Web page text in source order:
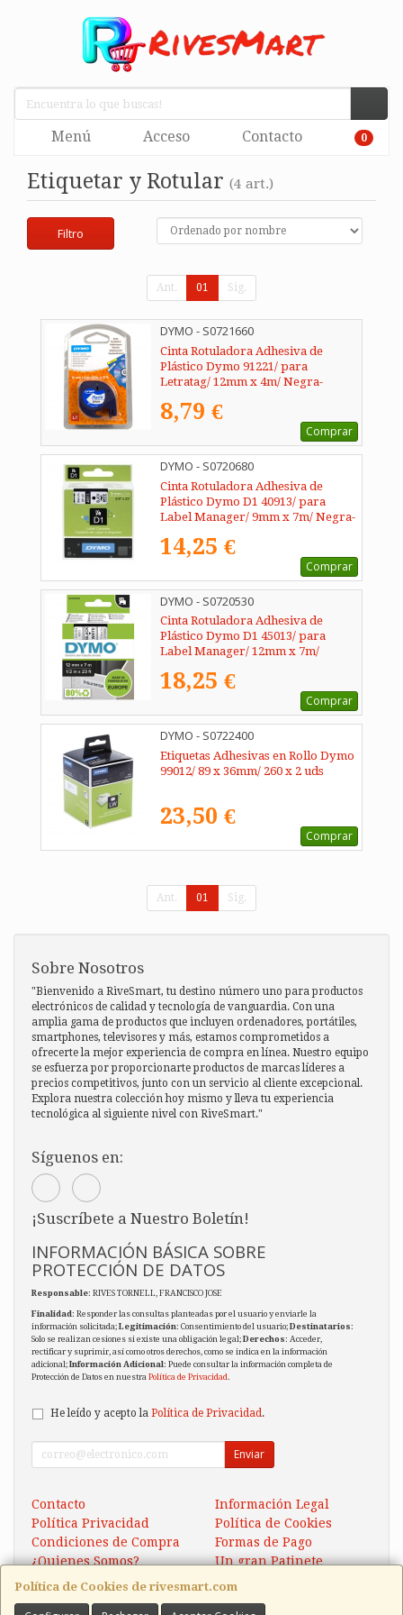
Menú Acceso Contacto 0
Etiquetar y Rotular (4 art.)
Filtro
Ant. 01 Sig.
DYMO - S0721660
Cinta Rotuladora Adhesiva de
Plástico Dymo 91221/ para
Letratag/ 12mm x 4m/ Negra-
8,79 €
Comprar
DYMO - S0720680
Cinta Rotuladora Adhesiva de
Plástico Dymo D1 40913/ para
Label Manager/ 9mm x 7m/ Negra-
14,25 €
Comprar
DYMO - S0720530
Cinta Rotuladora Adhesiva de
Plástico Dymo D1 45013/ para
Label Manager/ 12mm x 7m/
18,25 €
Comprar
DYMO - S0722400
Etiquetas Adhesivas en Rollo Dymo
99012/ 89 x 36mm/ 260 x 2 uds
23,50 €
Comprar
Ant. 01 Sig.
Política de Cookies de rivesmart.com
Sobre Nosotros
"Bienvenido a RiveSmart, tu destino número uno para productos
electrónicos de calidad y tecnología de vanguardia. Con una
amplia gama de productos que incluyen ordenadores, portátiles,
smartphones, televisores y más, estamos comprometidos a
ofrecerte la mejor experiencia de compra en línea. Nuestro equipo
se esfuerza por proporcionarte productos de marcas líderes a
precios competitivos, junto con un servicio al cliente excepcional.
Explora nuestra colección hoy mismo y lleva tu experiencia
tecnológica al siguiente nivel con RiveSmart."
Síguenos en:
¡Suscríbete a Nuestro Boletín!
INFORMACIÓN BÁSICA SOBRE
PROTECCIÓN DE DATOS
Responsable: RIVES TORNELL, FRANCISCO JOSE
Finalidad: Responder las consultas planteadas por el usuario y enviarle la
información solicitada;Legitimación: Consentimiento del usuario;Destinatarios:
Solo se realizan cesiones si existe una obligación legal;Derechos: Acceder,
rectificar y suprimir, así como otros derechos, como se indica en la información
adicional;Información Adicional: Puede consultar la información completa de
Protección de Datos en nuestra Política de Privacidad.
He leído y acepto la Política de Privacidad.
Enviar
Contacto
Información Legal
Política Privacidad
Política de Cookies
Condiciones de Compra
Formas de Pago
¿Quienes Somos?
Un gran Patinete